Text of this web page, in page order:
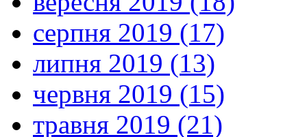
серпня 2019 (17)
липня 2019 (13)
червня 2019 (15)
травня 2019 (21)